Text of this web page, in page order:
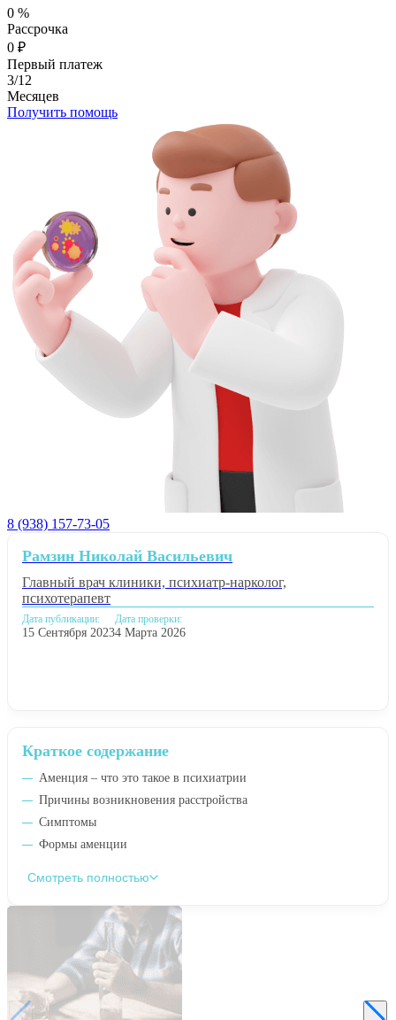
0 %
Рассрочка
0 ₽
Первый платеж
3/12
Месяцев
Получить помощь
8 (938) 157-73-05
Краткое содержание
Аменция – что это такое в психиатрии
Причины возникновения расстройства
Симптомы
Формы аменции
Смотреть полностью
Рамзин Николай Васильевич
Главный врач клиники, психиатр-нарколог,
психотерапевт
Дата публикации:
15 Сентября 2023
Дата проверки:
4 Марта 2026